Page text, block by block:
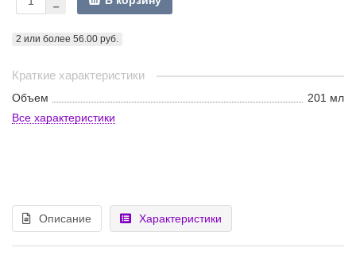
2 или более 56.00 руб.
Краткие характеристики
Объем
201 мл
Все характеристики
Описание Характеристики